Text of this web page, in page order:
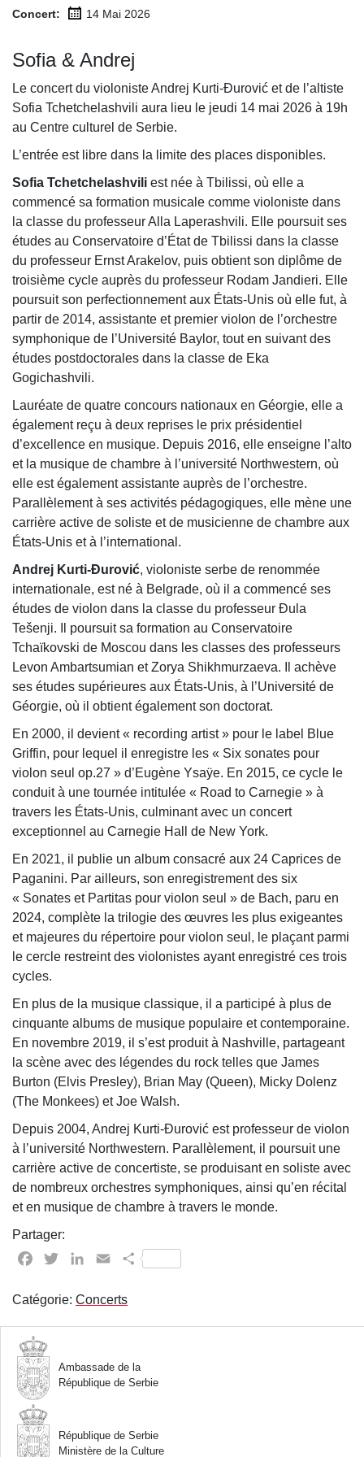
Concert: 14 Mai 2026
Sofia & Andrej
Le concert du violoniste Andrej Kurti-Đurović et de l’altiste
Sofia Tchetchelashvili aura lieu le jeudi 14 mai 2026 à 19h
au Centre culturel de Serbie.
L’entrée est libre dans la limite des places disponibles.
Sofia Tchetchelashvili est née à Tbilissi, où elle a
commencé sa formation musicale comme violoniste dans
la classe du professeur Alla Laperashvili. Elle poursuit ses
études au Conservatoire d’État de Tbilissi dans la classe
du professeur Ernst Arakelov, puis obtient son diplôme de
troisième cycle auprès du professeur Rodam Jandieri. Elle
poursuit son perfectionnement aux États-Unis où elle fut, à
partir de 2014, assistante et premier violon de l’orchestre
symphonique de l’Université Baylor, tout en suivant des
études postdoctorales dans la classe de Eka
Gogichashvili.
Lauréate de quatre concours nationaux en Géorgie, elle a
également reçu à deux reprises le prix présidentiel
d’excellence en musique. Depuis 2016, elle enseigne l’alto
et la musique de chambre à l’université Northwestern, où
elle est également assistante auprès de l’orchestre.
Parallèlement à ses activités pédagogiques, elle mène une
carrière active de soliste et de musicienne de chambre aux
États-Unis et à l’international.
Andrej Kurti-Đurović, violoniste serbe de renommée
internationale, est né à Belgrade, où il a commencé ses
études de violon dans la classe du professeur Đula
Tešenji. Il poursuit sa formation au Conservatoire
Tchaïkovski de Moscou dans les classes des professeurs
Levon Ambartsumian et Zorya Shikhmurzaeva. Il achève
ses études supérieures aux États-Unis, à l’Université de
Géorgie, où il obtient également son doctorat.
En 2000, il devient « recording artist » pour le label Blue
Griffin, pour lequel il enregistre les « Six sonates pour
violon seul op.27 » d’Eugène Ysaÿe. En 2015, ce cycle le
conduit à une tournée intitulée « Road to Carnegie » à
travers les États-Unis, culminant avec un concert
exceptionnel au Carnegie Hall de New York.
En 2021, il publie un album consacré aux 24 Caprices de
Paganini. Par ailleurs, son enregistrement des six
« Sonates et Partitas pour violon seul » de Bach, paru en
2024, complète la trilogie des œuvres les plus exigeantes
et majeures du répertoire pour violon seul, le plaçant parmi
le cercle restreint des violonistes ayant enregistré ces trois
cycles.
En plus de la musique classique, il a participé à plus de
cinquante albums de musique populaire et contemporaine.
En novembre 2019, il s’est produit à Nashville, partageant
la scène avec des légendes du rock telles que James
Burton (Elvis Presley), Brian May (Queen), Micky Dolenz
(The Monkees) et Joe Walsh.
Depuis 2004, Andrej Kurti-Đurović est professeur de violon
à l’université Northwestern. Parallèlement, il poursuit une
carrière active de concertiste, se produisant en soliste avec
de nombreux orchestres symphoniques, ainsi qu’en récital
et en musique de chambre à travers le monde.
Partager:
Facebook
TwitterLinkedIn
EmailPartager
Catégorie: Concerts
Ambassade de la
République de Serbie
République de Serbie
Ministère de la Culture